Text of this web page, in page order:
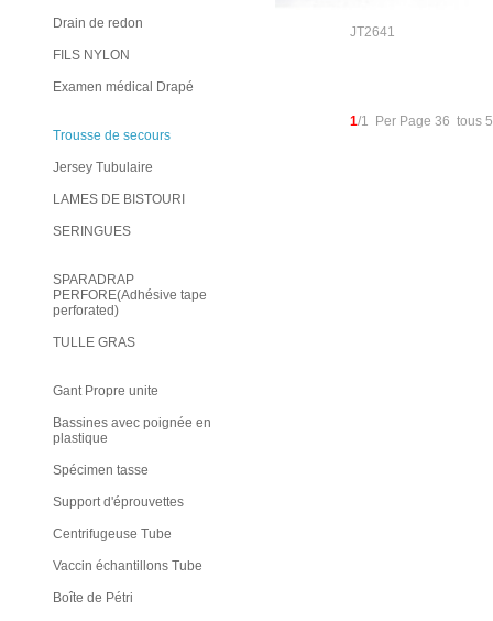
Drain de redon
FILS NYLON
Examen médical Drapé
Trousse de secours
Jersey Tubulaire
LAMES DE BISTOURI
SERINGUES
SPARADRAP
PERFORE(Adhésive tape
perforated)
TULLE GRAS
Gant Propre unite
Bassines avec poignée en
plastique
Spécimen tasse
Support d'éprouvettes
Centrifugeuse Tube
Vaccin échantillons Tube
Boîte de Pétri
JT2641
1/1 Per Page 36 tous